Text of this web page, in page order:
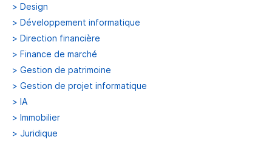
> Design
> Développement informatique
> Direction financière
> Finance de marché
> Gestion de patrimoine
> Gestion de projet informatique
> IA
> Immobilier
> Juridique